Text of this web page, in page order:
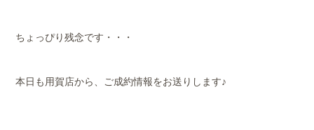
ちょっぴり残念です・・・
本日も用賀店から、ご成約情報をお送りします♪